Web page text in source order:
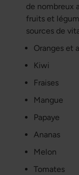
de nombreux
fruits et
sources de
Oranges et
Kiwi
Fraises
Mangue
Papaye
Ananas
Melon
Tomates